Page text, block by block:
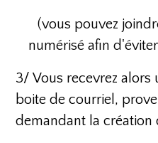
(vous pouvez
numérisé afin
3/ Vous recevrez alors
boite de courriel,
demandant la création